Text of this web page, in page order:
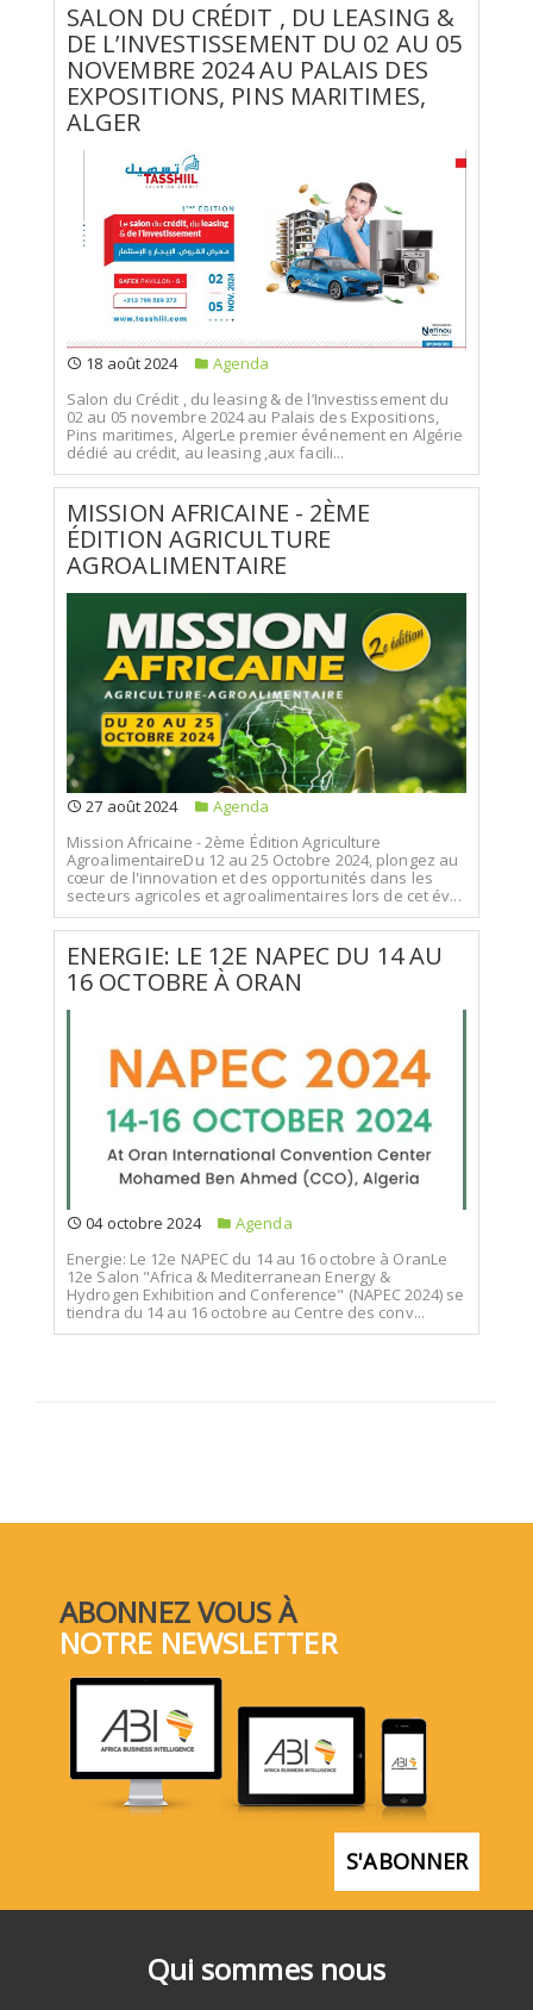
SALON DU CRÉDIT , DU LEASING &
DE L’INVESTISSEMENT DU 02 AU 05
NOVEMBRE 2024 AU PALAIS DES
EXPOSITIONS, PINS MARITIMES,
ALGER
18 août 2024
Agenda
Salon du Crédit , du leasing & de l’Investissement du
02 au 05 novembre 2024 au Palais des Expositions,
Pins maritimes, AlgerLe premier événement en Algérie
dédié au crédit, au leasing ,aux facili...
MISSION AFRICAINE - 2ÈME
ÉDITION AGRICULTURE
AGROALIMENTAIRE
27 août 2024
Agenda
Mission Africaine - 2ème Édition Agriculture
AgroalimentaireDu 12 au 25 Octobre 2024, plongez au
cœur de l'innovation et des opportunités dans les
secteurs agricoles et agroalimentaires lors de cet év...
ENERGIE: LE 12E NAPEC DU 14 AU
16 OCTOBRE À ORAN
04 octobre 2024
Agenda
Energie: Le 12e NAPEC du 14 au 16 octobre à OranLe
12e Salon "Africa & Mediterranean Energy &
Hydrogen Exhibition and Conference" (NAPEC 2024) se
tiendra du 14 au 16 octobre au Centre des conv...
Qui sommes nous
ABONNEZ VOUS À
NOTRE NEWSLETTER
S'ABONNER